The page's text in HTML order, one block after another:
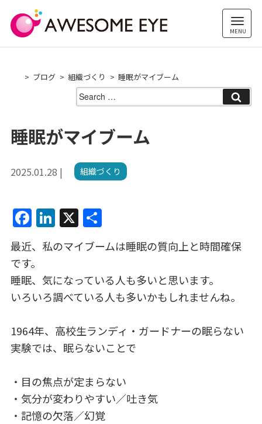
content
ブログ 組織づくり 睡眠がマイブーム
Search
for:
睡眠がマイブーム
2025.01.28 | 組織づくり
F
c
e
b
o
k
Li
n
k
e
dI
n
X 共
有
最近、私のマイブームは睡眠の質向上と時間確保
です。
睡眠、気になっている人も多いと思います。
いろいろ調べている人も多いかもしれませんね。
1964年、高校生ランディ・ガードナーの眠らない
実験では、眠らないことで
・目の焦点が定まらない
・気分が変わりやすい／吐き気
・記憶の欠落／幻覚